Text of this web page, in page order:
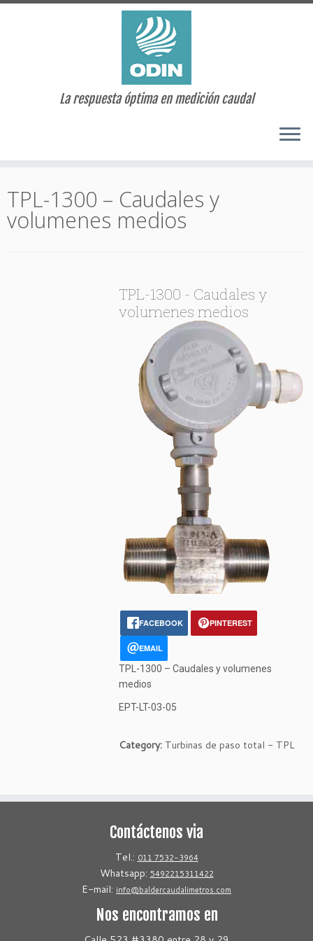
contenido
La respuesta óptima en medición caudal
TPL-1300 – Caudales y
volumenes medios
TPL-1300 - Caudales y
volumenes medios
FACEBOOK PINTEREST
EMAIL
TPL-1300 – Caudales y volumenes
medios
EPT-LT-03-05
Category: Turbinas de paso total - TPL
Contáctenos via
Tel.: 011 7532-3964
Whatsapp: 5492215311422
E-mail: info@baldercaudalimetros.com
Nos encontramos en